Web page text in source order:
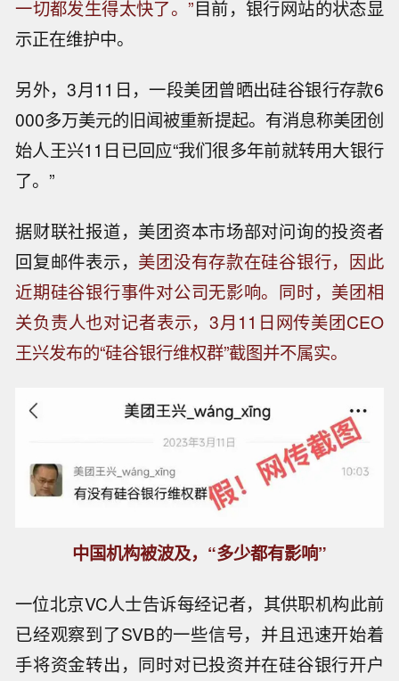
一切都发生得太快了。”目前，银行网站的状态显
示正在维护中。
另外，3月11日，一段美团曾晒出硅谷银行存款6
000多万美元的旧闻被重新提起。有消息称美团创
始人王兴11日已回应“我们很多年前就转用大银行
了。”
据财联社报道，美团资本市场部对问询的投资者
回复邮件表示， 美团没有存款在硅谷银行，因此
近期硅谷银行事件对公司无影响。同时，美团相
关负责人也对记者表示，3月11日网传美团CEO
王兴发布的“硅谷银行维权群”截图并不属实。
中国机构被波及，“多少都有影响”
一位北京VC人士告诉每经记者，其供职机构此前
已经观察到了SVB的一些信号，并且迅速开始着
手将资金转出，同时对已投资并在硅谷银行开户